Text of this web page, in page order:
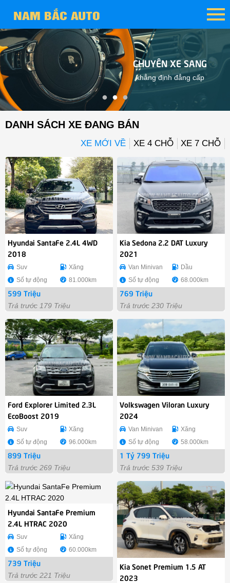
CHUYÊN XE SANG
khẳng định đẳng cấp
DANH SÁCH XE ĐANG BÁN
XE MỚI VỀ XE 4 CHỖ XE 7 CHỖ
Hyundai SantaFe 2.4L 4WD
2018
Suv
Xăng
Số tự động
81.000km
599 Triệu
Trả trước 179 Triệu
Kia Sedona 2.2 DAT Luxury
2021
Van Minivan
Dầu
Số tự động
68.000km
769 Triệu
Trả trước 230 Triệu
Ford Explorer Limited 2.3L
EcoBoost 2019
Suv
Xăng
Số tự động
96.000km
899 Triệu
Trả trước 269 Triệu
Volkswagen Viloran Luxury
2024
Van Minivan
Xăng
Số tự động
58.000km
1 Tỷ 799 Triệu
Trả trước 539 Triệu
Hyundai SantaFe Premium
2.4L HTRAC 2020
Suv
Xăng
Số tự động
60.000km
739 Triệu
Trả trước 221 Triệu
Kia Sonet Premium 1.5 AT
2023